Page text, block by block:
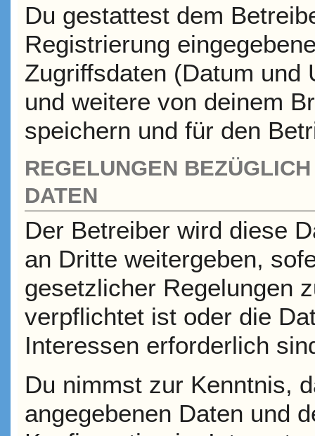
Du gestattest dem
Registrierung
Zugriffsdaten (Datum und
und weitere von deinem
speichern und für den
REGELUNGEN
DATEN
Der Betreiber wird diese
an Dritte weitergeben,
gesetzlicher Regelungen
verpflichtet ist oder die
Interessen erforderlich
Du nimmst zur Kenntnis,
angegebenen Daten und